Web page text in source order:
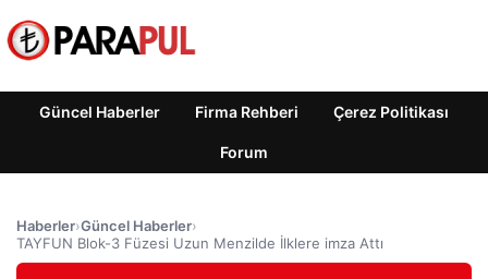
Güncel Haberler Firma Rehberi Çerez Politikası
Forum
Haberler›Güncel Haberler›
TAYFUN Blok-3 Füzesi Uzun Menzilde İlklere imza Attı